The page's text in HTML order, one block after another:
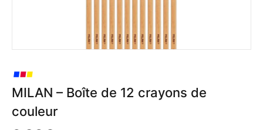
MILAN – Boîte de 12 crayons de
couleur